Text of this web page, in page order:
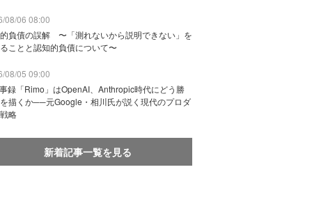
08/06 08:00
負債の誤解 〜「測れないから説明できない」を
ことと認知的負債について〜
08/05 09:00
録「Rimo」はOpenAI、Anthropic時代にどう勝
描くか──元Google・相川氏が説く現代のプロダ
略
新着記事一覧を見る